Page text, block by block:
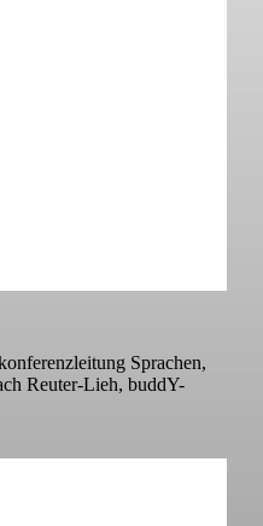
Sprachen,
Reuter-Lieh, buddY-